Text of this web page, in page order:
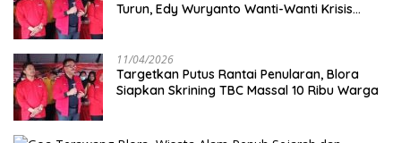
Turun, Edy Wuryanto Wanti-Wanti Krisis
11/04/2026
‎Targetkan Putus Rantai Penularan, Blora
Siapkan Skrining TBC Massal 10 Ribu Warga